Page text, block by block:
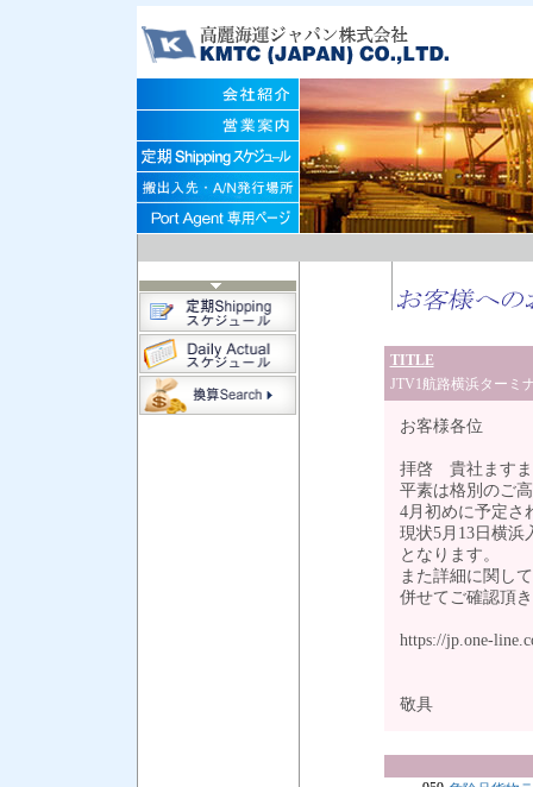
TITLE
JTV1航路横浜ターミ
お客様各位
拝啓 貴社ますま
平素は格別のご
4月初めに予定さ
現状5月13日横浜
となります。
また詳細に関し
併せてご確認頂
https://jp.one-
敬具